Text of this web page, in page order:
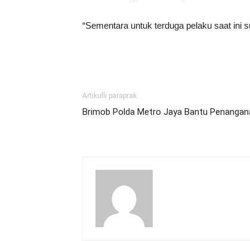
“Sementara untuk terduga pelaku saat ini
Artikulli paraprak
Brimob Polda Metro Jaya Bantu